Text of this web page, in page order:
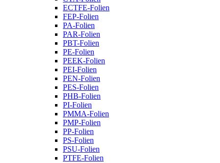
ECTFE-Folien
FEP-Folien
PA-Folien
PAR-Folien
PBT-Folien
PE-Folien
PEEK-Folien
PEI-Folien
PEN-Folien
PES-Folien
PHB-Folien
PI-Folien
PMMA-Folien
PMP-Folien
PP-Folien
PS-Folien
PSU-Folien
PTFE-Folien